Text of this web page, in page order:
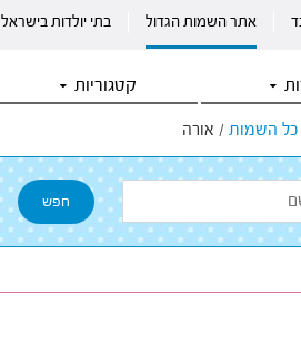
אתר השמות הגדול בתי יולדות בישראל
קטגוריות
כל השמות / אורה